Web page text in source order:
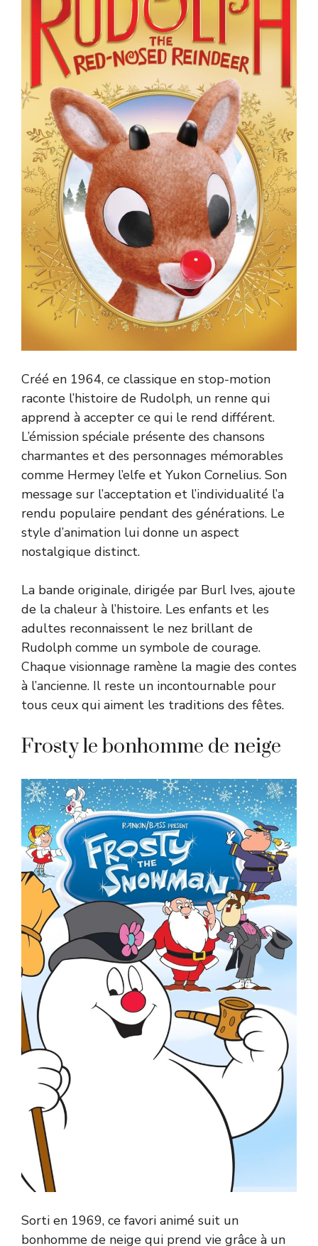
Créé en 1964, ce classique en stop-motion
raconte l’histoire de Rudolph, un renne qui
apprend à accepter ce qui le rend différent.
L’émission spéciale présente des chansons
charmantes et des personnages mémorables
comme Hermey l’elfe et Yukon Cornelius. Son
message sur l’acceptation et l’individualité l’a
rendu populaire pendant des générations. Le
style d’animation lui donne un aspect
nostalgique distinct.
La bande originale, dirigée par Burl Ives, ajoute
de la chaleur à l’histoire. Les enfants et les
adultes reconnaissent le nez brillant de
Rudolph comme un symbole de courage.
Chaque visionnage ramène la magie des contes
à l’ancienne. Il reste un incontournable pour
tous ceux qui aiment les traditions des fêtes.
Frosty le bonhomme de neige
Sorti en 1969, ce favori animé suit un
bonhomme de neige qui prend vie grâce à un